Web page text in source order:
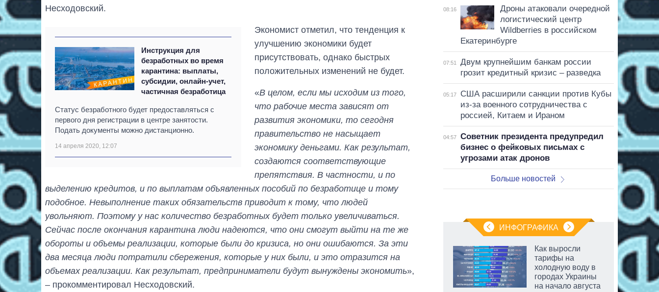
Несходовский.
Инструкция для
безработных во время
карантина: выплаты,
субсидии, онлайн-учет,
частичная безработица
Статус безработного будет предоставляться с
первого дня регистрации в центре занятости.
Подать документы можно дистанционно.
14 апреля 2020, 12:07
Экономист отметил, что тенденция к
улучшению экономики будет
присутствовать, однако быстрых
положительных изменений не будет.
«В целом, если мы исходим из того,
что рабочие места зависят от
развития экономики, то сегодня
правительство не насыщает
экономику деньгами. Как результат,
создаются соответствующие
препятствия. В частности, и по
выделению кредитов, и по выплатам объявленных пособий по безработице и тому
подобное. Невыполнение таких обязательств приводит к тому, что людей
увольняют. Поэтому у нас количество безработных будет только увеличиваться.
Сейчас после окончания карантина люди надеются, что они смогут выйти на те же
обороты и объемы реализации, которые были до кризиса, но они ошибаются. За эти
два месяца люди потратили сбережения, которые у них были, и это отразится на
объемах реализации. Как результат, предприниматели будут вынуждены экономить»,
– прокомментировал Несходовский.
08:16
Дроны атаковали очередной
логистический центр
Wildberries в российском
Екатеринбурге
07:51
Двум крупнейшим банкам россии
грозит кредитный кризис – разведка
05:17
США расширили санкции против Кубы
из-за военного сотрудничества с
россией, Китаем и Ираном
04:57
Советник президента предупредил
бизнес о фейковых письмах с
угрозами атак дронов
Больше новостей
ИНФОГРАФИКА
Экономика ИИ-
гигантов: сколько
стоят и
зарабатывают
Как выросли
тарифы на
холодную воду в
городах Украины
на начало августа